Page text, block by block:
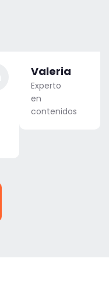
Valeria
Experto
en
contenidos